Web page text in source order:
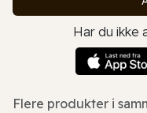
Har du ikke
Flere produkter i